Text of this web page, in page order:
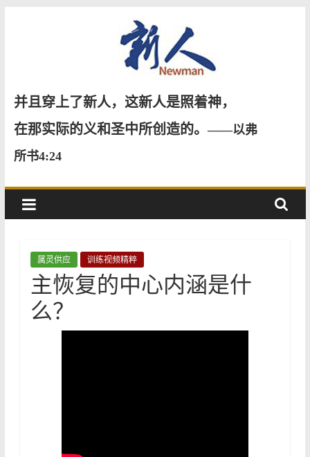
新
人
并且穿上了新人，这新人是照着神，
在那实际的义和圣中所创造的。——以弗
所书4:24
属灵供应 训练视频精粹
主恢复的中心内涵是什
么？